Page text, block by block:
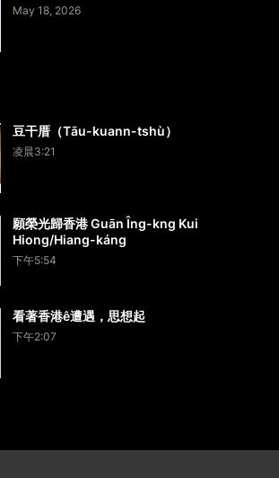
May 18, 2026
豆干厝（Tāu-kuann-tshù）
凌晨3:21
願榮光歸香港 Guān Îng-kng Kui
Hiong/Hiang-káng
下午5:54
看著香港ê遭遇，思想起
下午2:07